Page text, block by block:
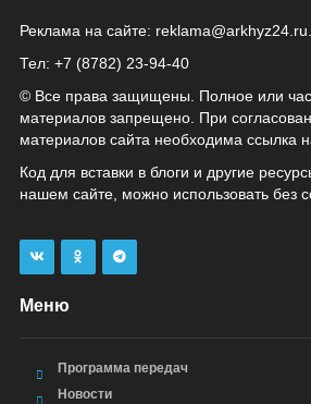
Реклама на сайте: reklama@arkhyz24.ru.
Тел: +7 (8782) 23‑94‑40
© Все права защищены. Полное или
материалов запрещено. При
материалов сайта необходима ссылка
Код для вставки в блоги и другие
нашем сайте, можно использовать без
Меню
Программа передач
Новости